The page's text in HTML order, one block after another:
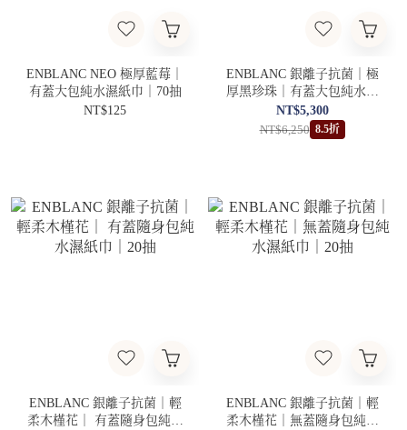
ENBLANC NEO 極厚藍莓｜
有蓋大包純水濕紙巾｜70抽
NT$125
ENBLANC 銀離子抗菌｜極
厚黑珍珠｜有蓋大包純水濕
紙巾｜70抽50包
NT$5,300
NT$6,250 8.5折
ENBLANC 銀離子抗菌｜輕
柔木槿花｜ 有蓋隨身包純水
ENBLANC 銀離子抗菌｜輕
柔木槿花｜無蓋隨身包純水